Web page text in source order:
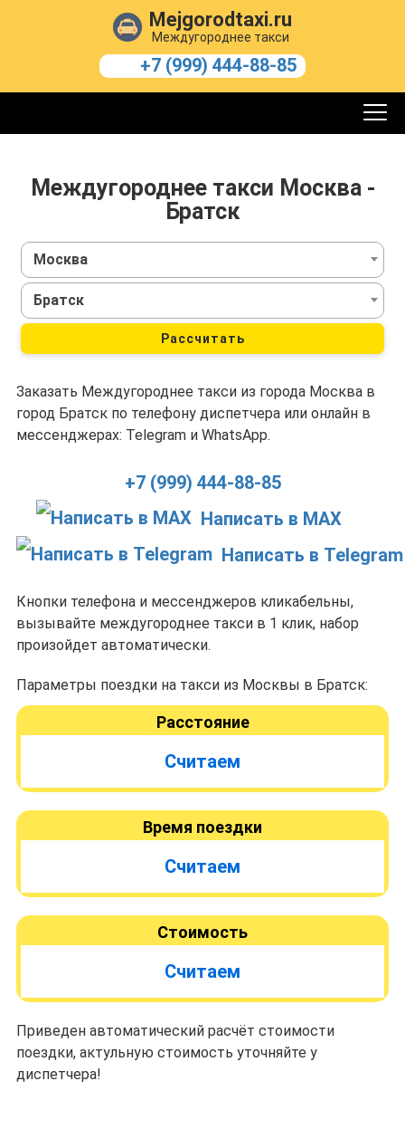
Mejgorodtaxi.ru
Междугороднее такси
+7 (999) 444-88-85
Междугороднее такси Москва -
Братск
Москва
Братск
Рассчитать
Заказать Междугороднее такси из города Москва в
город Братск по телефону диспетчера или онлайн в
мессенджерах: Telegram и WhatsApp.
+7 (999) 444-88-85
Написать в MAX
Написать в Telegram
Кнопки телефона и мессенджеров кликабельны,
вызывайте междугороднее такси в 1 клик, набор
произойдет автоматически.
Параметры поездки на такси из Москвы в Братск:
Расстояние
Считаем
Время поездки
Считаем
Стоимость
Считаем
Приведен автоматический расчёт стоимости
поездки, актульную стоимость уточняйте у
диспетчера!